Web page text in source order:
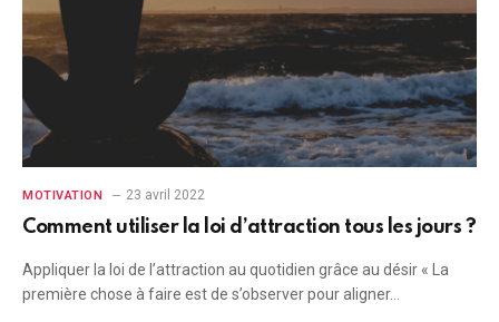
MOTIVATION 23 avril 2022
Comment utiliser la loi d’attraction tous les jours ?
Appliquer la loi de l’attraction au quotidien grâce au désir « La
première chose à faire est de s’observer pour aligner…